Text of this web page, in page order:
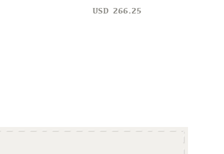
USD 266.25